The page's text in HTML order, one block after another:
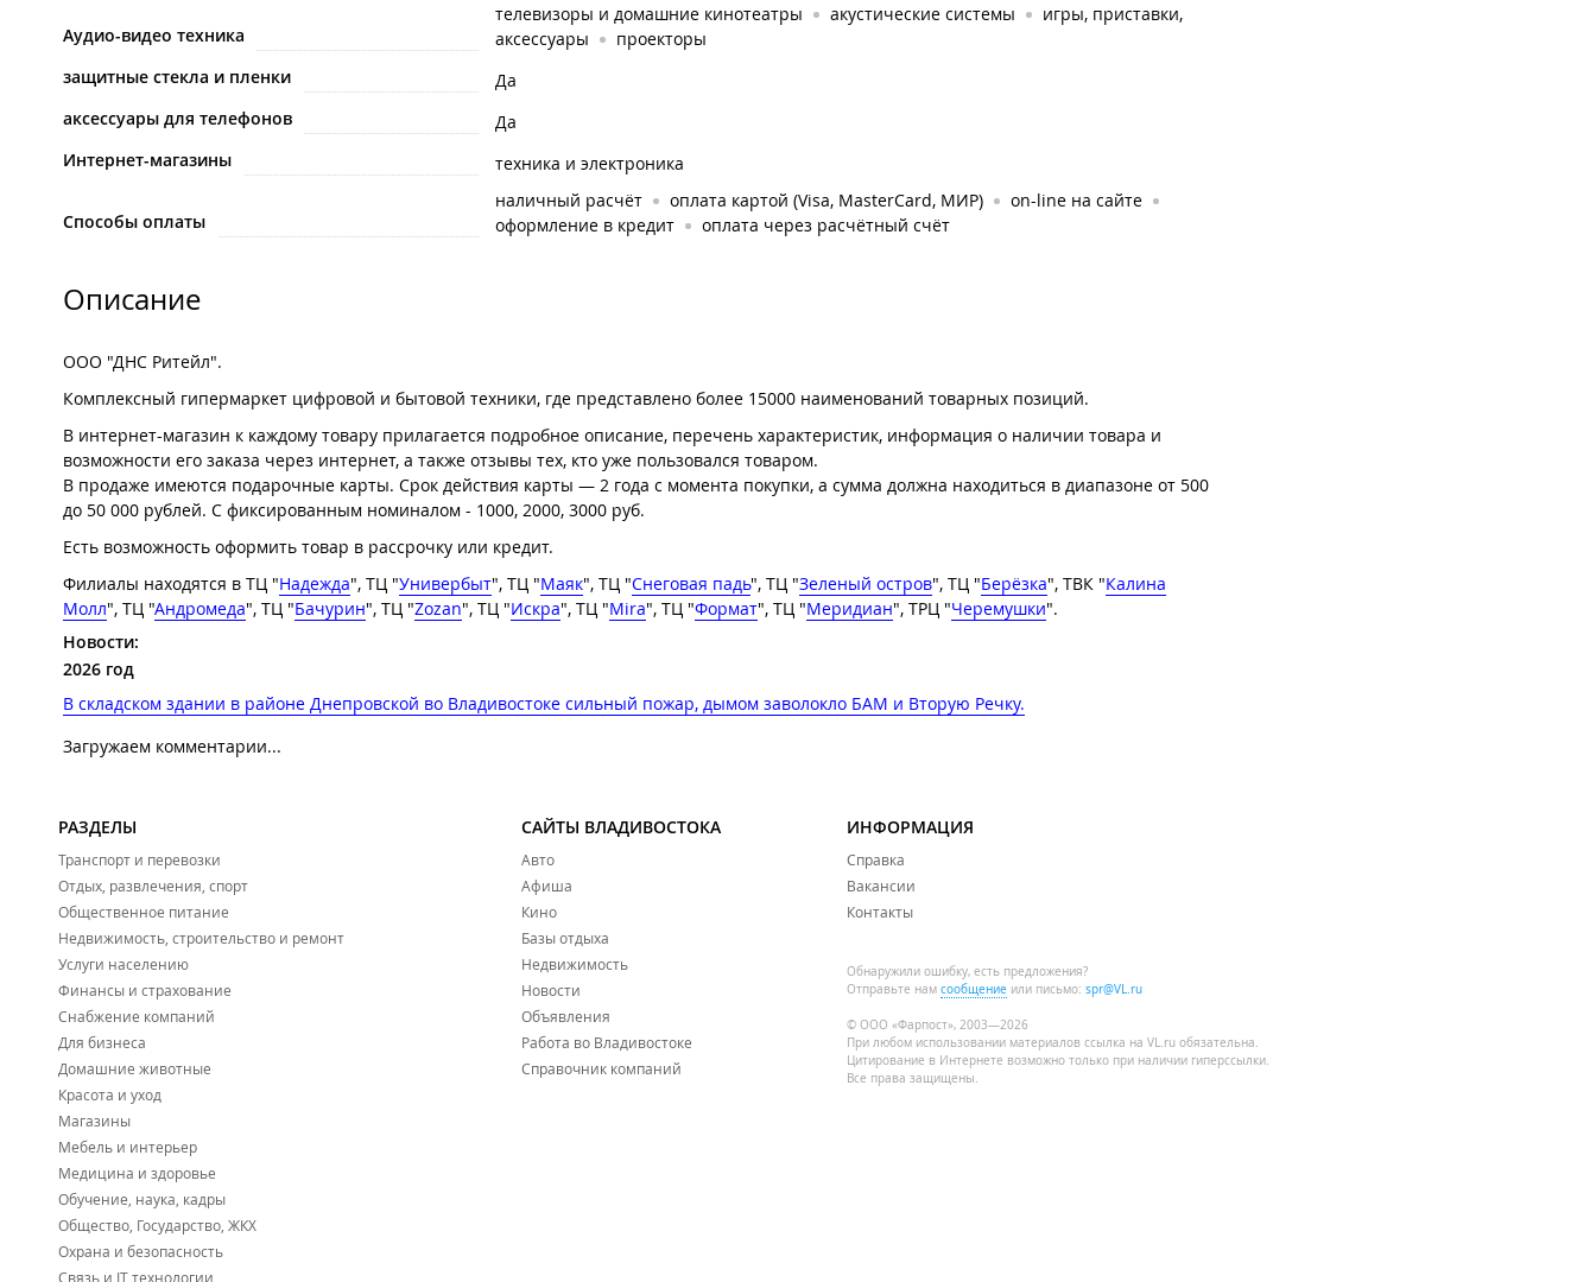
Аудио-видео техника
телевизоры и домашние кинотеатры акустические системы
игры, приставки,
аксессуары
проекторы
защитные стекла и пленки
Да
аксессуары для телефонов
Да
Интернет-магазины
техника и электроника
Способы оплаты
наличный расчёт оплата картой (Visa, MasterCard, МИР)
on-line на сайте
оформление в кредит
оплата через расчётный счёт
Описание
ООО "ДНС Ритейл".
Комплексный гипермаркет цифровой и бытовой техники, где представлено более 15000 наименований товарных позиций.
В интернет-магазин к каждому товару прилагается подробное описание, перечень характеристик, информация о наличии товара и
возможности его заказа через интернет, а также отзывы тех, кто уже пользовался товаром.
В продаже имеются подарочные карты. Срок действия карты — 2 года с момента покупки, а сумма должна находиться в диапазоне от 500
до 50 000 рублей. С фиксированным номиналом - 1000, 2000, 3000 руб.
Есть возможность оформить товар в рассрочку или кредит.
Филиалы находятся в ТЦ "Надежда", ТЦ "Универбыт", ТЦ "Маяк", ТЦ "Снеговая падь", ТЦ "Зеленый остров", ТЦ "Берёзка", ТВК "Калина
Молл", ТЦ "Андромеда", ТЦ "Бачурин", ТЦ "Zozan", ТЦ "Искра", ТЦ "Mira", ТЦ "Формат", ТЦ "Меридиан", ТРЦ "Черемушки".
Новости:
2026 год
В складском здании в районе Днепровской во Владивостоке сильный пожар, дымом заволокло БАМ и Вторую Речку.
Загружаем комментарии...
РАЗДЕЛЫ
Транспорт и перевозки
Отдых, развлечения, спорт
Общественное питание
Недвижимость, строительство и ремонт
Услуги населению
Финансы и страхование
Снабжение компаний
Для бизнеса
Домашние животные
Красота и уход
Магазины
Мебель и интерьер
Медицина и здоровье
Обучение, наука, кадры
Общество, Государство, ЖКХ
Охрана и безопасность
Связь и IT технологии
САЙТЫ ВЛАДИВОСТОКА
Авто
Афиша
Кино
Базы отдыха
Недвижимость
Новости
Объявления
Работа во Владивостоке
Справочник компаний
ИНФОРМАЦИЯ
Справка
Вакансии
Контакты
Обнаружили ошибку, есть предложения?
Отправьте нам сообщение или письмо: spr@VL.ru
© ООО «Фарпост», 2003—2026
При любом использовании материалов ссылка на VL.ru обязательна.
Цитирование в Интернете возможно только при наличии гиперссылки.
Все права защищены.